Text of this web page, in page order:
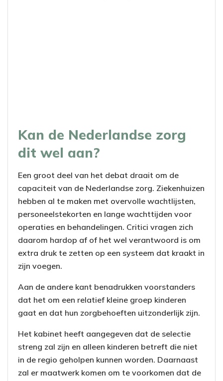
Kan de Nederlandse zorg
dit wel aan?
Een groot deel van het debat draait om de
capaciteit van de Nederlandse zorg. Ziekenhuizen
hebben al te maken met overvolle wachtlijsten,
personeelstekorten en lange wachttijden voor
operaties en behandelingen. Critici vragen zich
daarom hardop af of het wel verantwoord is om
extra druk te zetten op een systeem dat kraakt in
zijn voegen.
Aan de andere kant benadrukken voorstanders
dat het om een relatief kleine groep kinderen
gaat en dat hun zorgbehoeften uitzonderlijk zijn.
Het kabinet heeft aangegeven dat de selectie
streng zal zijn en alleen kinderen betreft die niet
in de regio geholpen kunnen worden. Daarnaast
zal er maatwerk komen om te voorkomen dat de